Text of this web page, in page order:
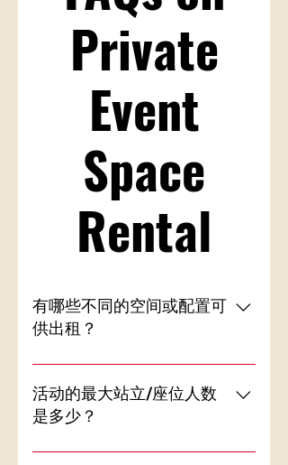
Private
Event
Space
Rental
有哪些不同的空间或配置可
供出租？
我们的一楼零售空间和四楼阁楼空
间均可出租。一楼适合举办大型聚
会，四楼则适合举办私密活动。不
们了解更多信息。
活动的最大站立/座位人数
是多少？
1 楼可容纳 50 - 70 个座位，4 楼可